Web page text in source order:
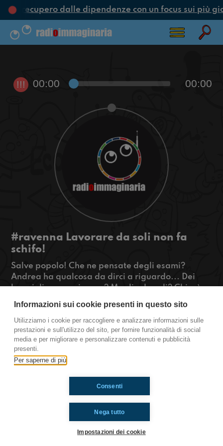
e recupero dalle dipendenze con un focus sui più
!!! 00:00 00:00
#ravenna Lavorare da soli non fa
schifo!
Salve popolo! Che ne pensate degli esami?
Andrea ha qualcosa da dirci a riguardo... Dei
lavori di gruppo invece? Meglio da soli? Chissà,
racconta di un metodo segretissimo per poter
avere contatti con le celebrità! Curiosi?
#OkkinSu www.radioimmaginaria.it
Ravenna
Ti è piaciuto? Condividilo!
Informazioni sui cookie presenti in questo sito
Utilizziamo i cookie per raccogliere e analizzare informazioni sulle
prestazioni e sull'utilizzo del sito, per fornire funzionalità di social
media e per migliorare e personalizzare contenuti e pubblicità
presenti.
Per saperne di più
Nega tutto
Consenti
Impostazioni dei cookie